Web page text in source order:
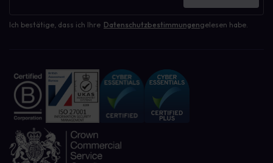
Ich bestätige, dass ich Ihre Datenschutzbestimmungengelesen habe.